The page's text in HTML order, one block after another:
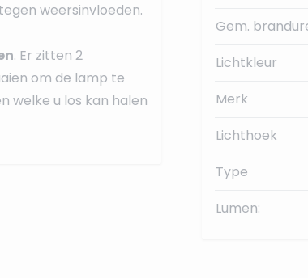
weersinvloeden.
. Er zitten 2
om de lamp te
welke u los kan halen
Gem.
Lichtkleur
Merk
Lichthoek
Type
Lumen: